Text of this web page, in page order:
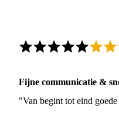
Fijne communicatie &
"Van begint tot eind